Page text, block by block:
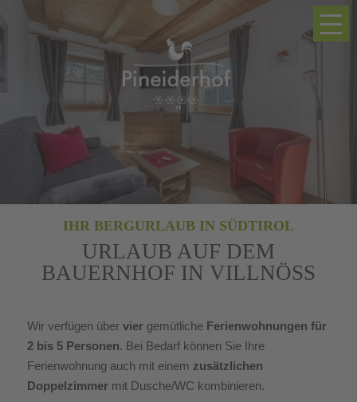
"
IHR BERGURLAUB IN SÜDTIROL
URLAUB AUF DEM
BAUERNHOF IN VILLNÖSS
Wir verfügen über viergemütliche Ferienwohnungen für
2 bis 5 Personen. Bei Bedarf können Sie Ihre
Ferienwohnung auch mit einem zusätzlichen
Doppelzimmermit Dusche/WC kombinieren.